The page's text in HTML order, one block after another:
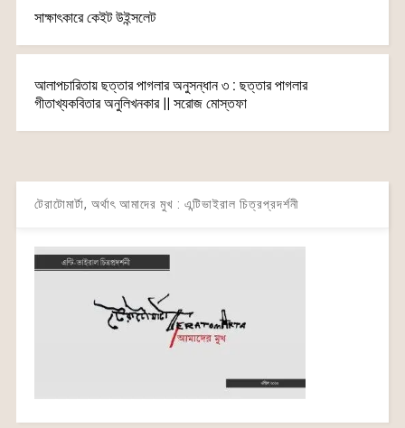
সাক্ষাৎকারে কেইট উইন্সলেট
আলাপচারিতায় ছত্তার পাগলার অনুসন্ধান ৩ : ছত্তার পাগলার
গীতাখ্যকবিতার অনুলিখনকার || সরোজ মোস্তফা
টেরাটোমার্টা, অর্থাৎ আমাদের মুখ : এন্টিভাইরাল চিত্রপ্রদর্শনী